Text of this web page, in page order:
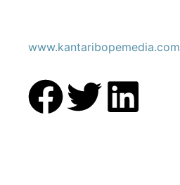
www.kantaribopemedia.com